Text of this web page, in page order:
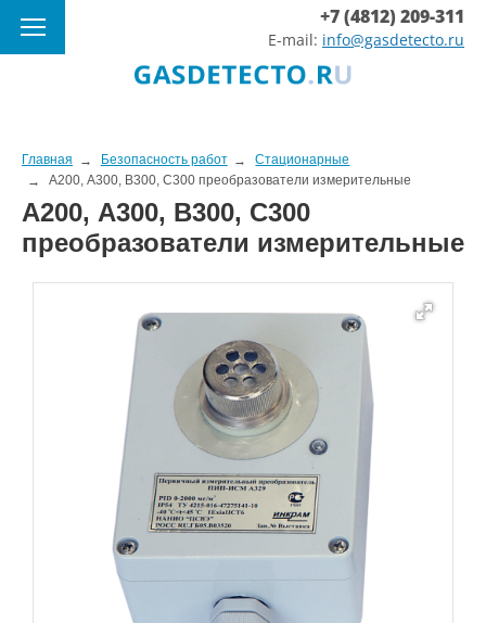
+7 (4812) 209-311
E-mail: info@gasdetecto.ru
Главная Безопасность работ
Стационарные
А200, А300, B300, С300 преобразователи измерительные
А200, А300, B300, С300
преобразователи измерительные